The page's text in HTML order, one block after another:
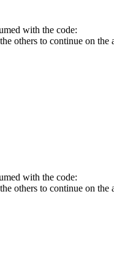
with the code:
others to continue on the
with the code:
others to continue on the